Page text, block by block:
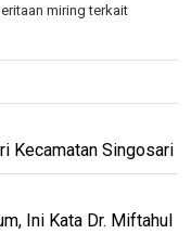
miring terkait
Kecamatan Singosari
Ini Kata Dr. Miftahul